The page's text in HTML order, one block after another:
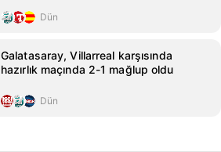
Dün
Galatasaray, Villarreal karşısında
hazırlık maçında 2-1 mağlup oldu
Dün